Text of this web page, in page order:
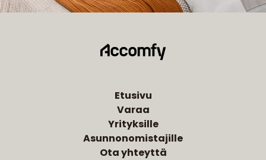
Etusivu
Varaa
Yrityksille
Asunnonomistajille
Ota yhteyttä